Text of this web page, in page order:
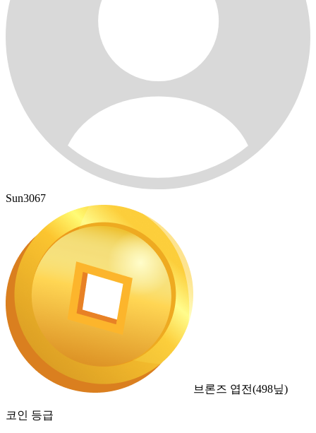
Sun3067
브론즈 엽전(498닢)
코인 등급